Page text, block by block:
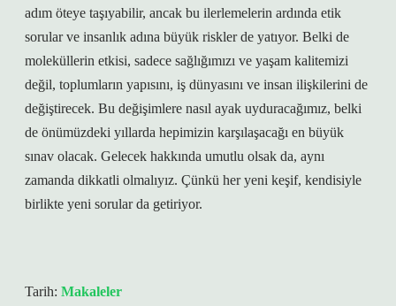
adım öteye taşıyabilir, ancak bu ilerlemelerin ardında etik
sorular ve insanlık adına büyük riskler de yatıyor. Belki de
moleküllerin etkisi, sadece sağlığımızı ve yaşam kalitemizi
değil, toplumların yapısını, iş dünyasını ve insan ilişkilerini de
değiştirecek. Bu değişimlere nasıl ayak uyduracağımız, belki
de önümüzdeki yıllarda hepimizin karşılaşacağı en büyük
sınav olacak. Gelecek hakkında umutlu olsak da, aynı
zamanda dikkatli olmalıyız. Çünkü her yeni keşif, kendisiyle
birlikte yeni sorular da getiriyor.
Tarih: Makaleler